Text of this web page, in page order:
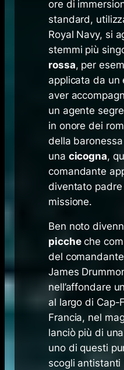
ore di
standard,
Royal Navy, si
stemmi più
rossa, per
applicata da un
aver
un agente
in onore dei
della
una cicogna,
comandante
diventato
missione.
Ben noto
piccheche
del
James
nell’affondare
al largo di Cap-
Francia, nel
lanciò più di
uno di questi
scogli